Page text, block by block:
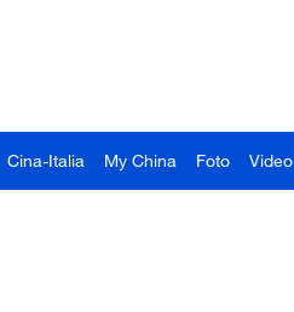
Cina-Italia My China Foto Video